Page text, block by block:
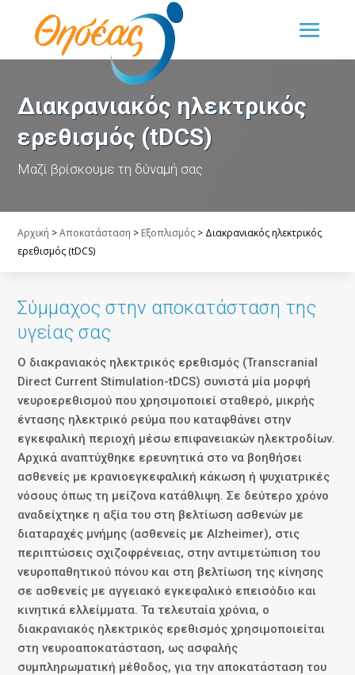
Διακρανιακός ηλεκτρικός
ερεθισμός (tDCS)
Μαζί βρίσκουμε τη δύναμή σας
Αρχική >Αποκατάσταση > Εξοπλισμός > Διακρανιακός ηλεκτρικός
ερεθισμός (tDCS)
Σύμμαχος στην αποκατάσταση της
υγείας σας
Ο διακρανιακός ηλεκτρικός ερεθισμός (Transcranial
Direct Current Stimulation-tDCS) συνιστά μία μορφή
νευροερεθισμού που χρησιμοποιεί σταθερό, μικρής
έντασης ηλεκτρικό ρεύμα που καταφθάνει στην
εγκεφαλική περιοχή μέσω επιφανειακών ηλεκτροδίων.
Αρχικά αναπτύχθηκε ερευνητικά στο να βοηθήσει
ασθενείς με κρανιοεγκεφαλική κάκωση ή ψυχιατρικές
νόσους όπως τη μείζονα κατάθλιψη. Σε δεύτερο χρόνο
αναδείχτηκε η αξία του στη βελτίωση ασθενών με
διαταραχές μνήμης (ασθενείς με Alzheimer), στις
περιπτώσεις σχιζοφρένειας, στην αντιμετώπιση του
νευροπαθητικού πόνου και στη βελτίωση της κίνησης
σε ασθενείς με αγγειακό εγκεφαλικό επεισόδιο και
κινητικά ελλείμματα. Τα τελευταία χρόνια, ο
διακρανιακός ηλεκτρικός ερεθισμός χρησιμοποιείται
στη νευροαποκατάσταση, ως ασφαλής
συμπληρωματική μέθοδος, για την αποκατάσταση του